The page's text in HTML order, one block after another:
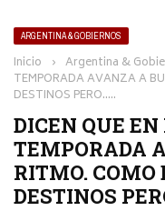
ARGENTINA & GOBIERNOS
Inicio › Argentina &
TEMPORADA AVANZA A
DESTINOS PERO…..
DICEN QUE
TEMPORADA
RITMO. COMO
DESTINOS